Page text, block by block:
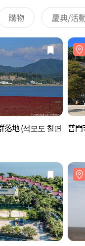
購物 慶典/活
落地 (석모도 칠면 普門